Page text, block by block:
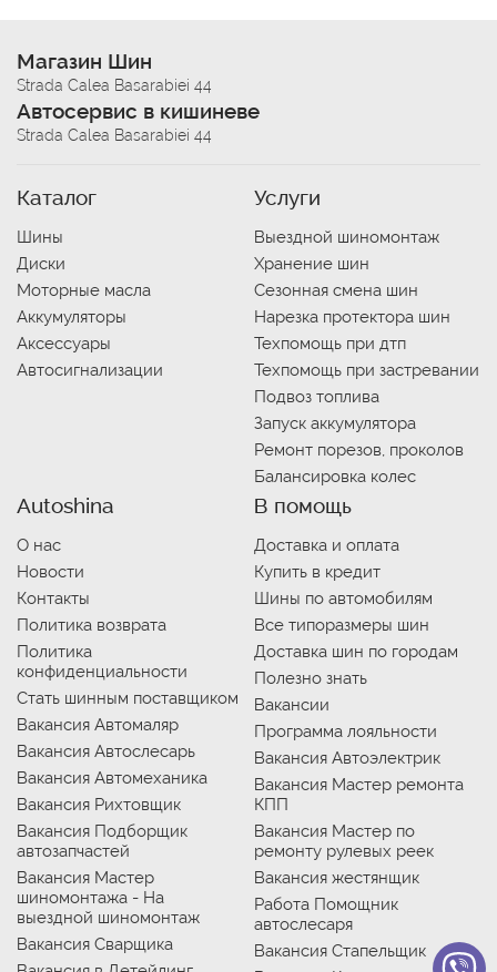
Магазин Шин
Strada Calea Basarabiei 44
Автосервис в кишиневе
Strada Calea Basarabiei 44
Каталог
Шины
Диски
Моторные масла
Аккумуляторы
Аксессуары
Автосигнализации
Услуги
Выездной шиномонтаж
Хранение шин
Сезонная смена шин
Нарезка протектора шин
Техпомощь при дтп
Техпомощь при застревании
Подвоз топлива
Запуск аккумулятора
Ремонт порезов, проколов
Балансировка колес
Autoshina
О нас
Новости
Контакты
Политика возврата
Политика
конфиденциальности
Стать шинным поставщиком
Вакансия Автомаляр
Вакансия Автослесарь
Вакансия Автомеханика
Вакансия Рихтовщик
Вакансия Подборщик
автозапчастей
Вакансия Мастер
шиномонтажа - На
выездной шиномонтаж
Вакансия Сварщика
В помощь
Доставка и оплата
Купить в кредит
Шины по автомобилям
Все типоразмеры шин
Доставка шин по городам
Полезно знать
Вакансии
Программа лояльности
Вакансия Автоэлектрик
Вакансия Мастер ремонта
КПП
Вакансия Мастер по
ремонту рулевых реек
Вакансия жестянщик
Работа Помощник
автослесаря
Вакансия Стапельщик